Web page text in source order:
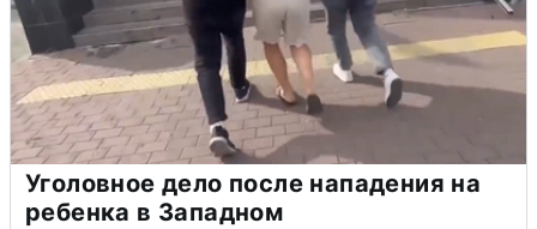
Уголовное дело после нападения на
ребенка в Западном